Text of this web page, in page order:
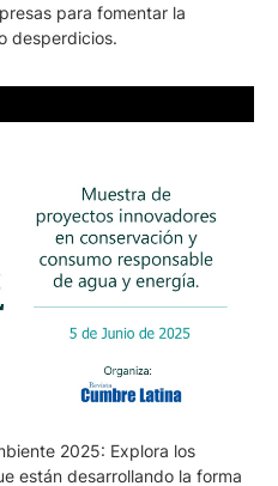
para fomentar la
desperdicios.
2025: Explora los
están desarrollando la forma